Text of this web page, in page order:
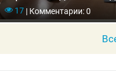
соцподдержка и
17 |Комментарии: 0